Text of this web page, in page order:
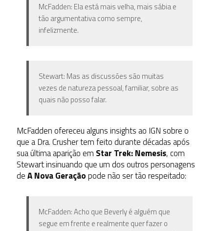
McFadden: Ela está mais velha, mais sábia e
tão argumentativa como sempre,
infelizmente.
Stewart: Mas as discussões são muitas
vezes de natureza pessoal, familiar, sobre as
quais não posso falar.
McFadden ofereceu alguns insights ao IGN sobre o
que a Dra. Crusher tem feito durante décadas após
sua última aparição em Star Trek: Nemesis, com
Stewart insinuando que um dos outros personagens
deA Nova Geraçãopode não ser tão respeitado:
McFadden: Acho que Beverly é alguém que
segue em frente e realmente quer fazer o